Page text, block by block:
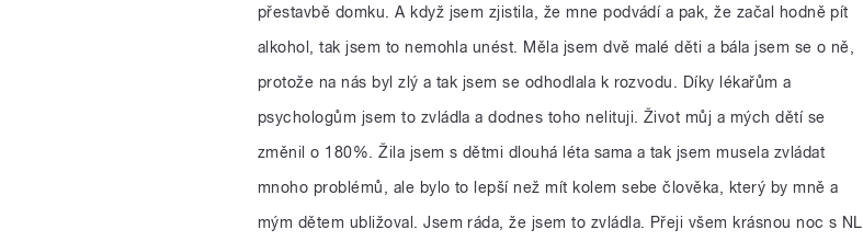
přestavbě domku. A když jsem zjistila, že mne podvádí a pak, že začal hodně pít
alkohol, tak jsem to nemohla unést. Měla jsem dvě malé děti a bála jsem se o ně,
protože na nás byl zlý a tak jsem se odhodlala k rozvodu. Díky lékařům a
psychologům jsem to zvládla a dodnes toho nelituji. Život můj a mých dětí se
změnil o 180%. Žila jsem s dětmi dlouhá léta sama a tak jsem musela zvládat
mnoho problémů, ale bylo to lepší než mít kolem sebe člověka, který by mně a
mým dětem ubližoval. Jsem ráda, že jsem to zvládla. Přeji všem krásnou noc s NL.